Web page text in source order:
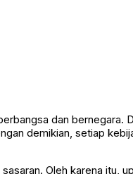
dan bernegara.
demikian, setiap
Oleh karena itu,